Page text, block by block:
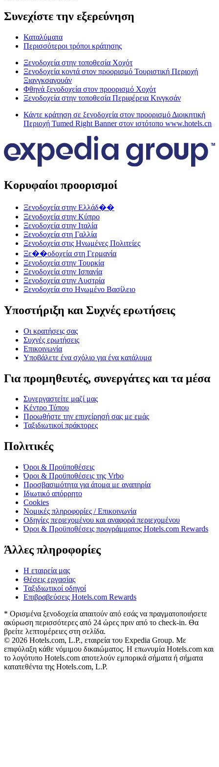
Συνεχίστε την εξερεύνηση
Καταλύματα
Περισσότεροι τρόποι κράτησης
Ξενοδοχεία στην τοποθεσία Χοχότ
Ξενοδοχεία κοντά στον προορισμό Τουριστική Περιοχή
Ξιανγκσαγουάν
Φθηνά ξενοδοχεία στον προορισμό Χοχότ
Ξενοδοχεία στην τοποθεσία Περιφέρεια Κινγκσάν
Κάντε κράτηση σε ξενοδοχεία στον προορισμό Διοικητική
Περιοχή Tumed Right Banner στον ιστότοπο www.hotels.cn
Κορυφαίοι προορισμοί
Ξενοδοχεία στην Ελλάδ��
Ξενοδοχεία στην Κύπρο
Ξενοδοχεία στην Ιταλία
Ξενοδοχεία στη Γαλλία
Ξενοδοχεία στις Ηνωμένες Πολιτείες
Ξε��οδοχεία στη Γερμανία
Ξενοδοχεία στην Τουρκία
Ξενοδοχεία στην Ισπανία
Ξενοδοχεία στην Αυστρία
Ξενοδοχεία στο Ηνωμένο Βασίλειο
Υποστήριξη και Συχνές ερωτήσεις
Οι κρατήσεις σας
Συχνές ερωτήσεις
Επικοινωνία
Υποβάλετε ένα σχόλιο για ένα κατάλυμα
Για προμηθευτές, συνεργάτες και τα μέσα
Συνεργαστείτε μαζί μας
Κέντρο Τύπου
Προωθήστε την επιχείρησή σας με εμάς
Ταξιδιωτικοί πράκτορες
Πολιτικές
Όροι & Προϋποθέσεις
Όροι & Προϋποθέσεις της Vrbo
Προσβασιμότητα για άτομα με αναπηρία
Ιδιωτικό απόρρητο
Cookies
Νομικές πληροφορίες / Επικοινωνία
Οδηγίες περιεχομένου και αναφορά περιεχομένου
Όροι & Προϋποθέσεις προγράμματος Hotels.com Rewards
Άλλες πληροφορίες
Η εταιρεία μας
Θέσεις εργασίας
Ταξιδιωτικοί οδηγοί
Επιβραβεύσεις Hotels.com Rewards
* Ορισμένα ξενοδοχεία απαιτούν από εσάς να πραγματοποιήσετε
ακύρωση περισσότερες από 24 ώρες πριν από το check-in. Θα
βρείτε λεπτομέρειες στη σελίδα.
© 2026 Hotels.com, L.P., εταιρεία του Expedia Group. Με
επιφύλαξη κάθε νόμιμου δικαιώματος. Η επωνυμία Hotels.com και
το λογότυπο Hotels.com αποτελούν εμπορικά σήματα ή σήματα
κατατεθέντα της Hotels.com, L.P.